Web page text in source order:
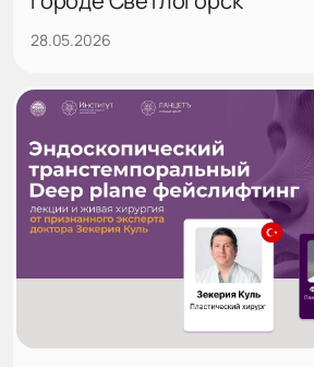
28.05.2026